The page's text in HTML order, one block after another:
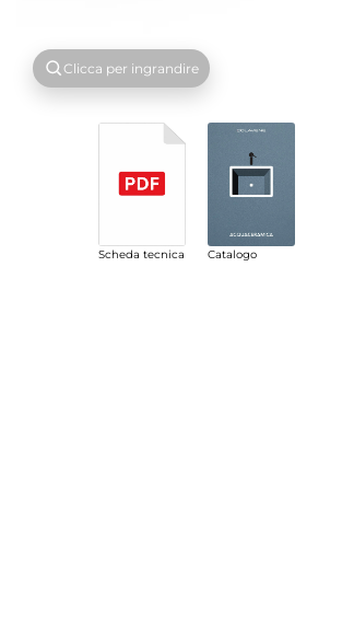
Clicca per ingrandire
Scheda tecnica Catalogo